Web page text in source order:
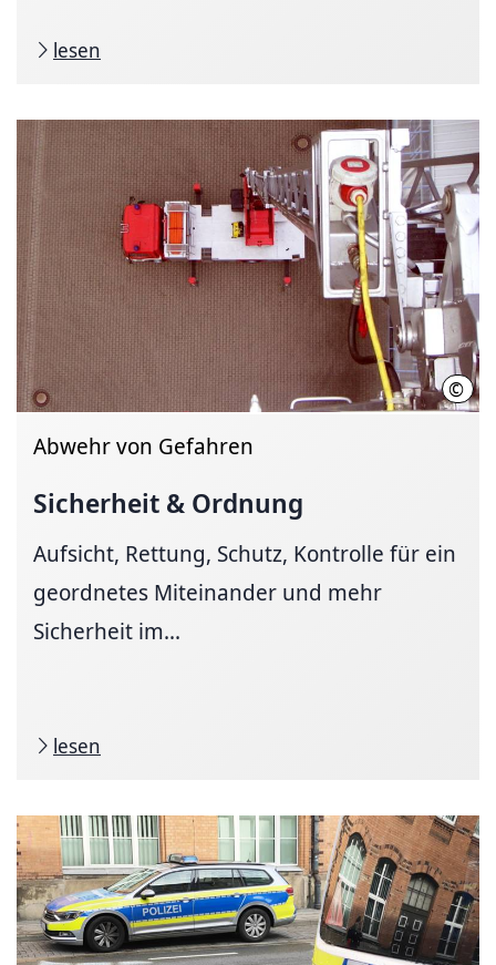
lesen
©
Abwehr von Gefahren
Sicherheit & Ordnung
Aufsicht, Rettung, Schutz, Kontrolle für ein
geordnetes Miteinander und mehr
Sicherheit im...
lesen